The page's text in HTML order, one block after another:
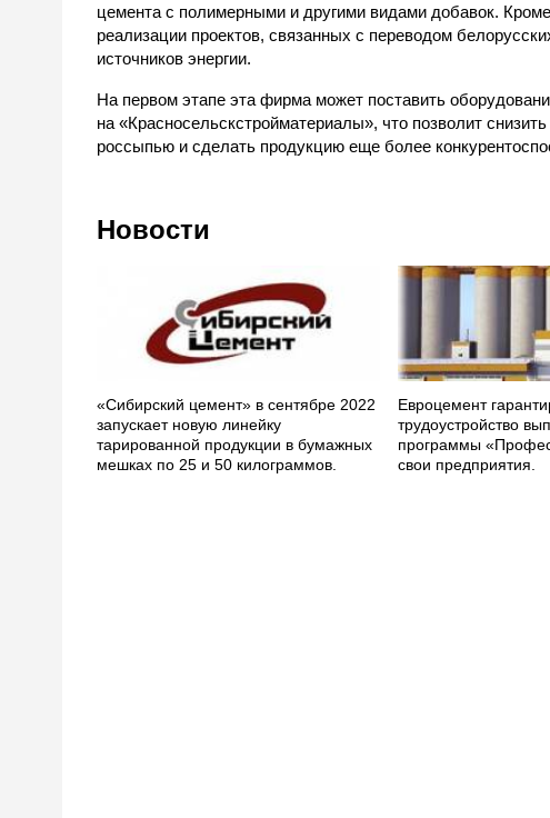
цемента с полимерными и другими видами добавок.
реализации проектов, связанных с переводом
источников энергии.
На первом этапе эта фирма может поставить
на «Красносельскстройматериалы», что позволит
россыпью и сделать продукцию еще более
Новости
«Сибирский цемент» в сентябре 2022
запускает новую линейку
тарированной продукции в бумажных
мешках по 25 и 50 килограммов.
Евроцемент
трудоустройство
программы
свои предприятия.